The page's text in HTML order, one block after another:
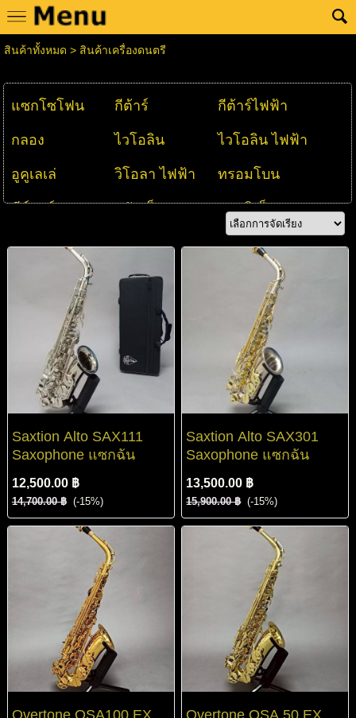
สินค้าทั้งหมด > สินค้าเครื่องดนตรี
แซกโซโฟน กีต้าร์ กีต้าร์ไฟฟ้า
กลอง ไวโอลิน ไวโอลิน ไฟฟ้า
อูคูเลเล่ วิโอลา ไฟฟ้า ทรอมโบน
คีย์บอร์ด ทรัมเป็ต คลาลิเน็ต
ฟลุ้ท เมโลเดี้ยน คลาลิมบา
ฮาร์โมนิก้า เพอร์คัชชัน
Saxtion Alto SAX111
Saxophone แซกฉัน
12,500.00 ฿
14,700.00 ฿ (-15%)
Saxtion Alto SAX301
Saxophone แซกฉัน
13,500.00 ฿
15,900.00 ฿ (-15%)